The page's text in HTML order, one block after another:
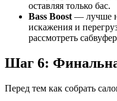
оставляя только бас.
Bass Boost — лучше
искажения и
рассмотреть
Шаг 6:
Перед тем как собрать